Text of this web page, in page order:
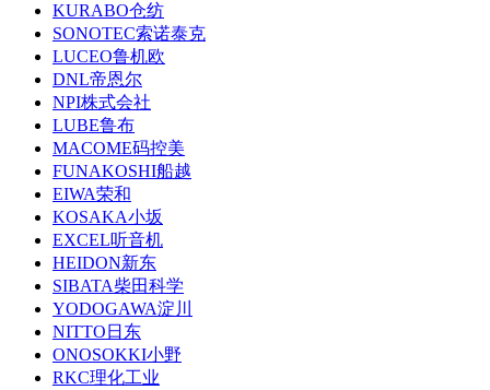
KURABO仓纺
SONOTEC索诺泰克
LUCEO鲁机欧
DNL帝恩尔
NPI株式会社
LUBE鲁布
MACOME码控美
FUNAKOSHI船越
EIWA荣和
KOSAKA小坂
EXCEL听音机
HEIDON新东
SIBATA柴田科学
YODOGAWA淀川
NITTO日东
ONOSOKKI小野
RKC理化工业